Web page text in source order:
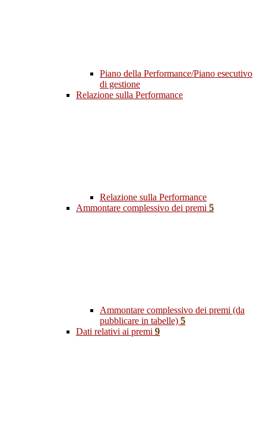
Piano della Performance/Piano esecutivo
di gestione
Relazione sulla Performance
Relazione sulla Performance
Ammontare complessivo dei premi 5
Ammontare complessivo dei premi (da
pubblicare in tabelle) 5
Dati relativi ai premi 9